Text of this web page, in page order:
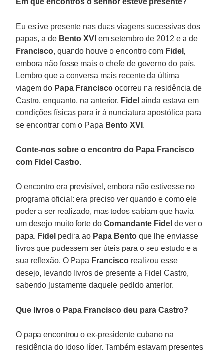
Eu estive presente nas duas viagens sucessivas dos
papas, a de Bento XVI em setembro de 2012 e a de
Francisco, quando houve o encontro com Fidel ,
embora não fosse mais o chefe de governo do país.
Lembro que a conversa mais recente da última
viagem do Papa Francisco ocorreu na residência de
Castro, enquanto, na anterior, Fidel ainda estava em
condições físicas para ir à nunciatura apostólica para
se encontrar com o Papa Bento XVI .
Conte-nos sobre o encontro do Papa Francisco
com Fidel Castro.
O encontro era previsível, embora não estivesse no
programa oficial: era preciso ver quando e como ele
poderia ser realizado, mas todos sabiam que havia
um desejo muito forte doComandante Fidel de ver o
papa. Fidel pedira ao Papa Bento que lhe enviasse
livros que pudessem ser úteis para o seu estudo e a
sua reflexão. O Papa Francisco realizou esse
desejo, levando livros de presente a Fidel Castro,
sabendo justamente daquele pedido anterior.
Que livros o Papa Francisco deu para Castro?
O papa encontrou o ex-presidente cubano na
residência do idoso líder. Também estavam presentes